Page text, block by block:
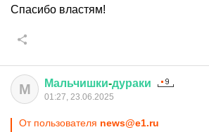
Спасибо властям!
М Мальчишки-дураки
01:27, 23.06.2025
От пользователя news@e1.ru